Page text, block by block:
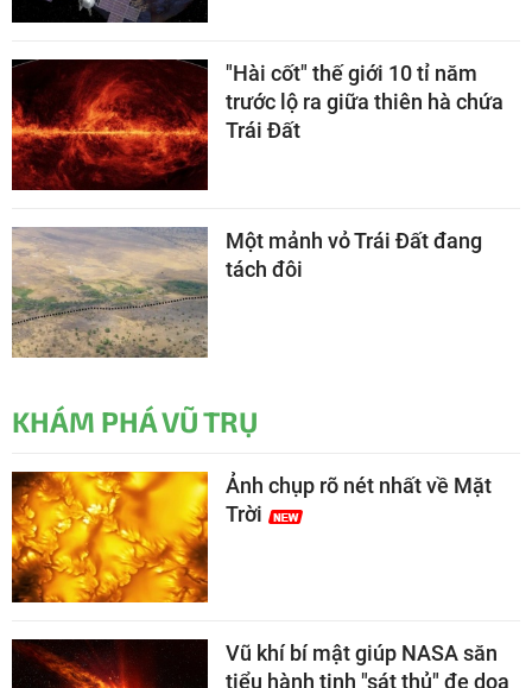
"Hài cốt" thế giới 10 tỉ năm
trước lộ ra giữa thiên hà chứa
Trái Đất
Một mảnh vỏ Trái Đất đang
tách đôi
KHÁM PHÁ VŨ TRỤ
Ảnh chụp rõ nét nhất về Mặt
Trời
Vũ khí bí mật giúp NASA săn
tiểu hành tinh "sát thủ" đe dọa